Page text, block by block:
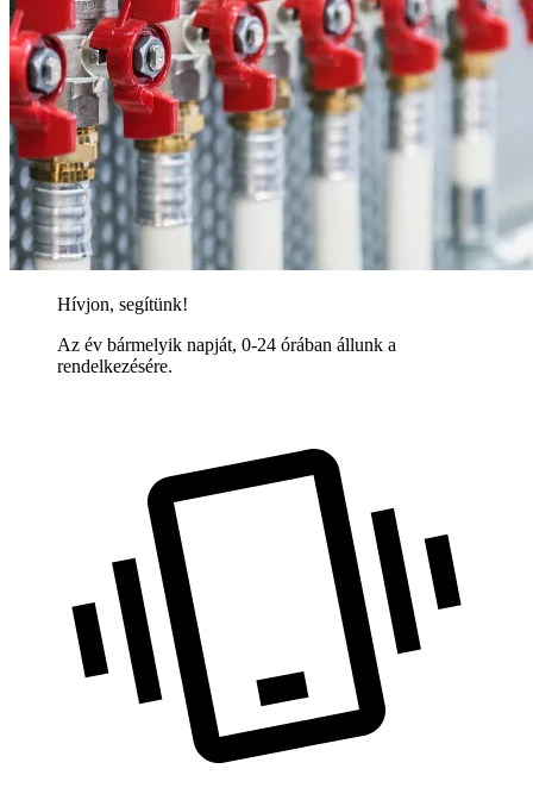
Hívjon, segítünk!
Az év bármelyik napját, 0-24 órában állunk a
rendelkezésére.